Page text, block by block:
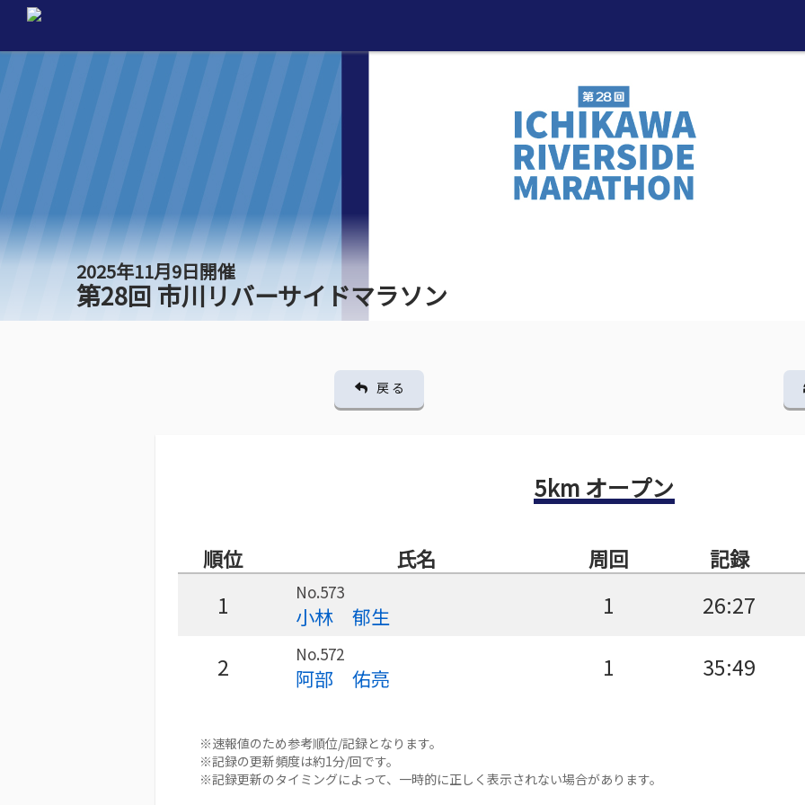
2025年11月9日開催
第28回 市川リバーサイドマラソン
戻 る
5km オープン
順位 氏名 周回 記録
1 No.573
小林 郁生 1 26:27
2 No.572
阿部 佑亮 1 35:49
※速報値のため参考順位/記録となります。
※記録の更新頻度は約1分/回です。
※記録更新のタイミングによって、一時的に正しく表示されない場合があります。